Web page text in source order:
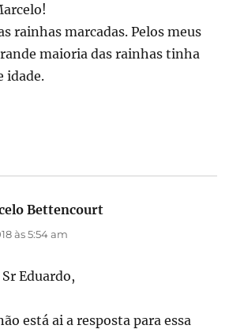
rainhas marcadas. Pelos meus
maioria das rainhas tinha
idade.
Bettencourt
às 5:54 am
Eduardo,
está ai a resposta para essa